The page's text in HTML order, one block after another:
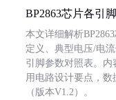
BP2863芯片各引
本文详细解析
定义、典型电压/电
引脚参数对照表。
用电路设计要点，
（版本V1.2）。